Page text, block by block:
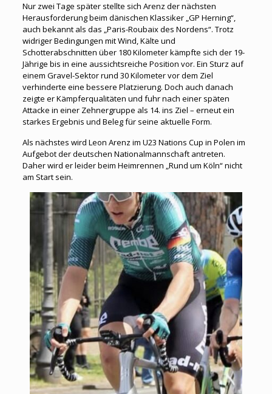
Nur zwei Tage später stellte sich Arenz der nächsten
Herausforderung beim dänischen Klassiker „GP Herning“,
auch bekannt als das „Paris-Roubaix des Nordens“. Trotz
widriger Bedingungen mit Wind, Kälte und
Schotterabschnitten über 180 Kilometer kämpfte sich der 19-
Jährige bis in eine aussichtsreiche Position vor. Ein Sturz auf
einem Gravel-Sektor rund 30 Kilometer vor dem Ziel
verhinderte eine bessere Platzierung. Doch auch danach
zeigte er Kämpferqualitäten und fuhr nach einer späten
Attacke in einer Zehnergruppe als 14. ins Ziel – erneut ein
starkes Ergebnis und Beleg für seine aktuelle Form.
Als nächstes wird Leon Arenz im U23 Nations Cup in Polen im
Aufgebot der deutschen Nationalmannschaft antreten.
Daher wird er leider beim Heimrennen „Rund um Köln“ nicht
am Start sein.